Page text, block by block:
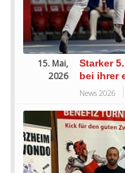
15. Mai,
2026
Starker
bei ihrer
News 2026